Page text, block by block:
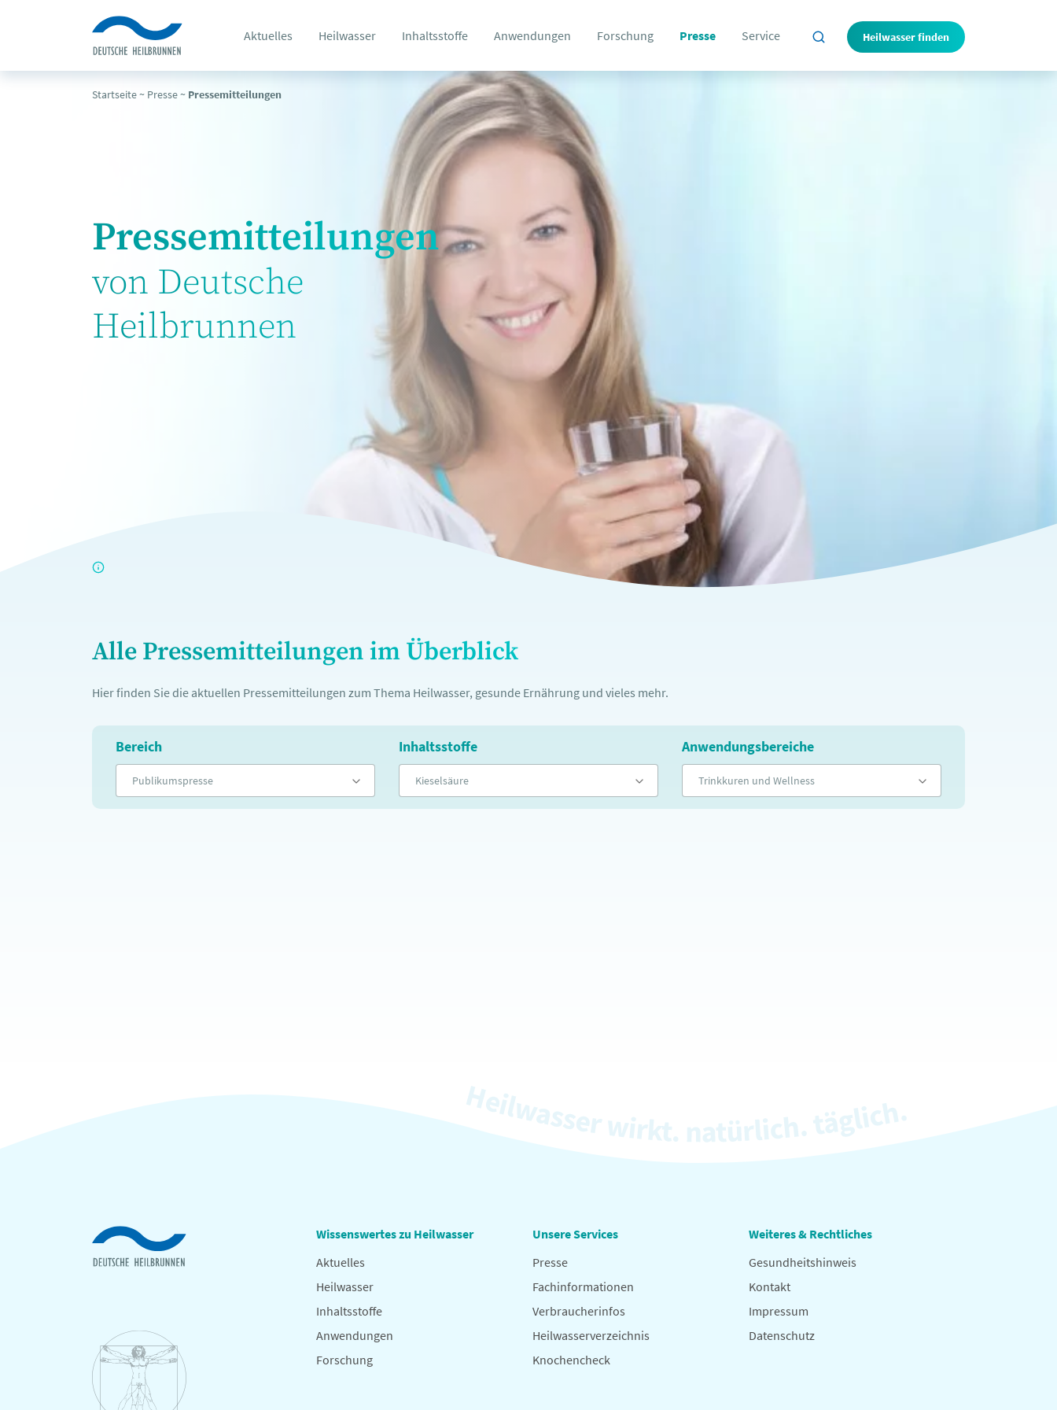
Aktuelles Heilwasser Inhaltsstoffe Anwendungen Forschung Presse Service Heilwasser finden
Startseite~ Presse~ Pressemitteilungen
Pressemitteilungen
von Deutsche
Heilbrunnen
Alle Pressemitteilungen im Überblick
Hier finden Sie die aktuellen Pressemitteilungen zum Thema Heilwasser, gesunde Ernährung und vieles mehr.
Bereich
Publikumspresse
Inhaltsstoffe
Kieselsäure
Anwendungsbereiche
Trinkkuren und Wellness
Wissenswertes zu Heilwasser
Aktuelles
Heilwasser
Inhaltsstoffe
Anwendungen
Forschung
Unsere Services
Presse
Fachinformationen
Verbraucherinfos
Heilwasserverzeichnis
Knochencheck
Weiteres & Rechtliches
Gesundheitshinweis
Kontakt
Impressum
Datenschutz